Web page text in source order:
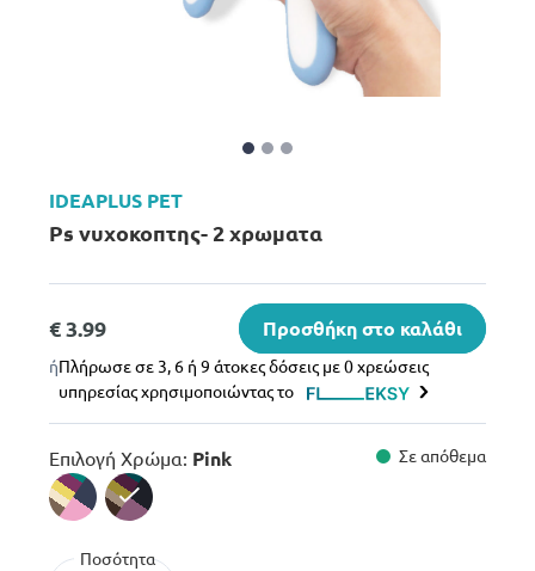
IDEAPLUS PET
Ps νυχοκοπτης- 2 χρωματα
€ 3.99 Προσθήκη στο καλάθι
ήΠλήρωσε σε 3, 6 ή 9 άτοκες δόσεις με 0 χρεώσεις
υπηρεσίας χρησιμοποιώντας το
Επιλογή Χρώμα: Pink Σε απόθεμα
Ποσότητα